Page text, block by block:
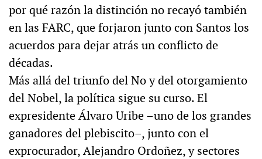
por qué razón la distinción no recayó también
en las FARC, que forjaron junto con Santos los
acuerdos para dejar atrás un conflicto de
décadas.
Más allá del triunfo del No y del otorgamiento
del Nobel, la política sigue su curso. El
expresidente Álvaro Uribe –uno de los grandes
ganadores del plebiscito–, junto con el
exprocurador, Alejandro Ordoñez, y sectores